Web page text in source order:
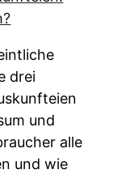
drei
und
alle
und wie